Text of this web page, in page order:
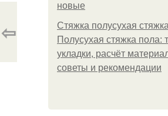
новые
Стяжка полусухая
Полусухая стяжка пола:
укладки, расчёт
советы и рекомендации
⇦